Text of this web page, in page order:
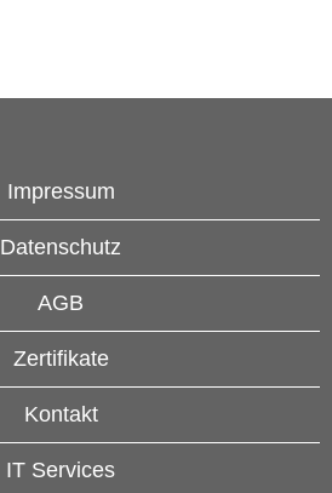
Impressum
Datenschutz
AGB
Zertifikate
Kontakt
IT Services